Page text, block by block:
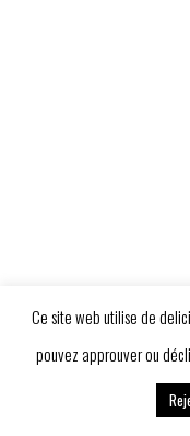
Ce site web utilise de
pouvez approuver ou